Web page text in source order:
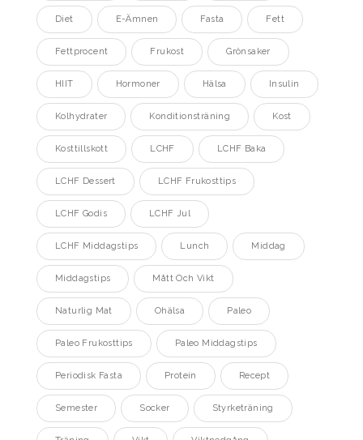
Diet E-Ämnen Fasta Fett
Fettprocent Frukost Grönsaker
HIIT Hormoner Hälsa Insulin
Kolhydrater Konditionsträning Kost
Kosttillskott LCHF LCHF Baka
LCHF Dessert LCHF Frukosttips
LCHF Godis LCHF Jul
LCHF Middagstips Lunch Middag
Middagstips Mått Och Vikt
Naturlig Mat Ohälsa Paleo
Paleo Frukosttips Paleo Middagstips
Periodisk Fasta Protein Recept
Semester Socker Styrketräning